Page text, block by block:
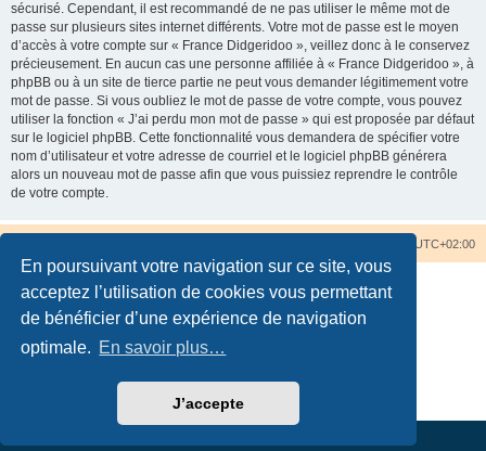
En poursuivant votre navigation sur ce site, vous
acceptez l’utilisation de cookies vous permettant
de bénéficier d’une expérience de navigation
optimale. En savoir plus…
J’accepte
sécurisé. Cependant, il est recommandé de ne pas utiliser le même mot de
passe sur plusieurs sites internet différents. Votre mot de passe est le moyen
d’accès à votre compte sur « France Didgeridoo », veillez donc à le conservez
précieusement. En aucun cas une personne affiliée à « France Didgeridoo », à
phpBB ou à un site de tierce partie ne peut vous demander légitimement votre
mot de passe. Si vous oubliez le mot de passe de votre compte, vous pouvez
utiliser la fonction « J’ai perdu mon mot de passe » qui est proposée par défaut
sur le logiciel phpBB. Cette fonctionnalité vous demandera de spécifier votre
nom d’utilisateur et votre adresse de courriel et le logiciel phpBB générera
alors un nouveau mot de passe afin que vous puissiez reprendre le contrôle
de votre compte.
UTC+02:00
Traduction française officielle©
Confidentialité